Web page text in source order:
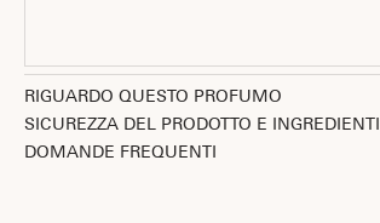
RIGUARDO QUESTO PROFUMO
SICUREZZA DEL PRODOTTO E INGREDIENTI
DOMANDE FREQUENTI